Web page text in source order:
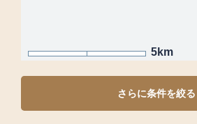
5km
さらに条件を絞る